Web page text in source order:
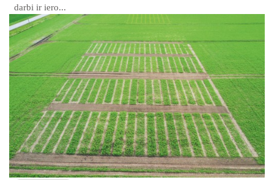
darbi ir iero...